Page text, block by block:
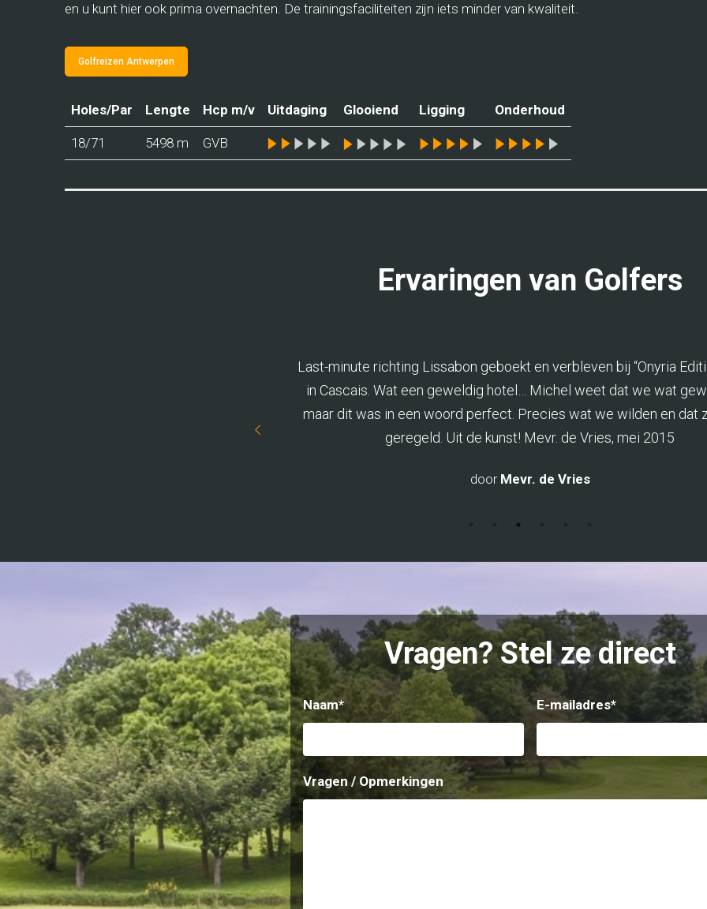
en u kunt hier ook prima overnachten. De trainingsfaciliteiten zijn iets minder van kwaliteit.
Golfreizen Antwerpen
Holes/Par Lengte Hcp m/v Uitdaging Glooiend Ligging Onderhoud
18/71 5498 m GVB
Ervaringen van Golfers
Last-minute richting Lissabon geboekt en verbleven bij “Onyria
in Cascais. Wat een geweldig hotel… Michel weet dat we wat
maar dit was in een woord perfect. Precies wat we wilden en dat
geregeld. Uit de kunst! Mevr. de Vries, mei 2015
door Mevr. de Vries
Vragen?Stel ze direct
Naam* E-mailadres*
Vragen / Opmerkingen